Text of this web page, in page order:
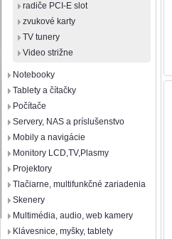
radiče PCI-E slot
zvukové karty
TV tunery
Video strižne
Notebooky
Tablety a čítačky
Počítače
Servery, NAS a príslušenstvo
Mobily a navigácie
Monitory LCD,TV,Plasmy
Projektory
Tlačiarne, multifunkčné zariadenia
Skenery
Multimédia, audio, web kamery
Klávesnice, myšky, tablety